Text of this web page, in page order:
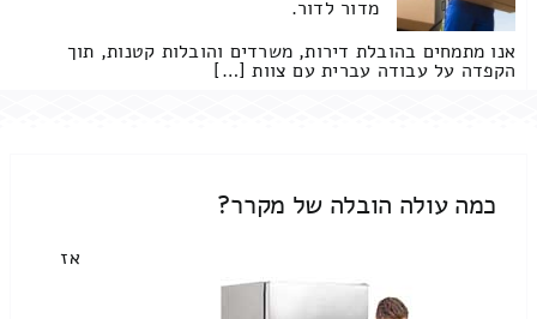
מדור לדור.
אנו מתמחים בהובלת דירות, משרדים והובלות קטנות, תוך
הקפדה על עבודה עברית עם צוות […]
כמה עולה הובלה של מקרר?
אז